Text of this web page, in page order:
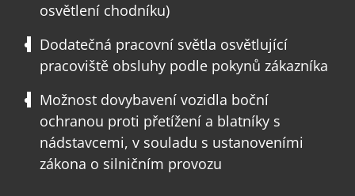
osvětlení chodníku)
Dodatečná pracovní světla osvětlující
pracoviště obsluhy podle pokynů zákazníka
Možnost dovybavení vozidla boční
ochranou proti přetížení a blatníky s
nádstavcemi, v souladu s ustanoveními
zákona o silničním provozu